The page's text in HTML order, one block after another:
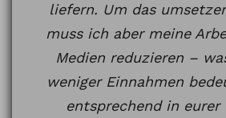
liefern. Um das
muss ich aber meine
Medien reduzieren –
weniger Einnahmen
entsprechend in eurer